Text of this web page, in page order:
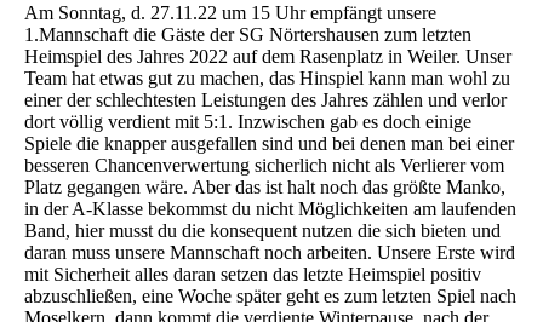
Am Sonntag, d. 27.11.22 um 15 Uhr empfängt unsere
1.Mannschaft die Gäste der SG Nörtershausen zum letzten
Heimspiel des Jahres 2022 auf dem Rasenplatz in Weiler. Unser
Team hat etwas gut zu machen, das Hinspiel kann man wohl zu
einer der schlechtesten Leistungen des Jahres zählen und verlor
dort völlig verdient mit 5:1. Inzwischen gab es doch einige
Spiele die knapper ausgefallen sind und bei denen man bei einer
besseren Chancenverwertung sicherlich nicht als Verlierer vom
Platz gegangen wäre. Aber das ist halt noch das größte Manko,
in der A-Klasse bekommst du nicht Möglichkeiten am laufenden
Band, hier musst du die konsequent nutzen die sich bieten und
daran muss unsere Mannschaft noch arbeiten. Unsere Erste wird
mit Sicherheit alles daran setzen das letzte Heimspiel positiv
abzuschließen, eine Woche später geht es zum letzten Spiel nach
Moselkern, dann kommt die verdiente Winterpause, nach der